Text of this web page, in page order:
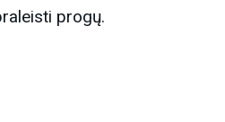
progų.